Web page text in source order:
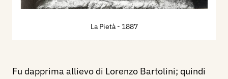
La Pietà - 1887
Fu dapprima allievo di Lorenzo Bartolini; quindi